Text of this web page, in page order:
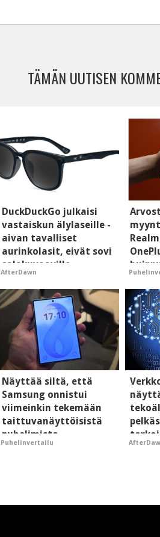
TÄMÄN UUTISEN
DuckDuckGo julkaisi
vastaiskun älylaseille -
aivan tavalliset
aurinkolasit, eivät sovi
salakuvaaville
hyypiöille
AfterDawn
Näyttää siltä, että
Samsung onnistui
viimeinkin tekemään
taittuvanäyttöisistä
puhelimista
supersuosittuja
Puhelinvertailu